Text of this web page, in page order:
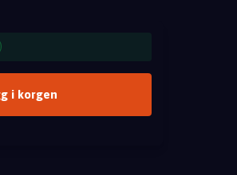
i korgen